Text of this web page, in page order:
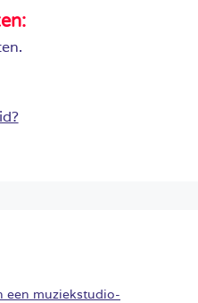
een muziekstudio-